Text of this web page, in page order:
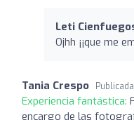
Leti
Ojhh ¡¡que me
Tania Crespo
Experiencia fantástica:
encargo de las